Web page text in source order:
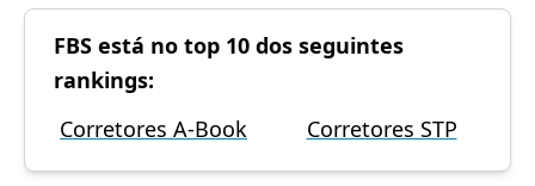
FBS está no top 10 dos seguintes
rankings:
Corretores A-Book
Corretores STP